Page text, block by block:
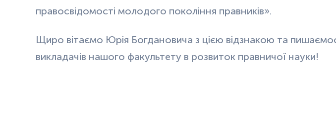
правосвідомості молодого покоління правників».
Щиро вітаємо Юрія Богдановича з цією відзнакою та
викладачів нашого факультету в розвиток правничої науки!